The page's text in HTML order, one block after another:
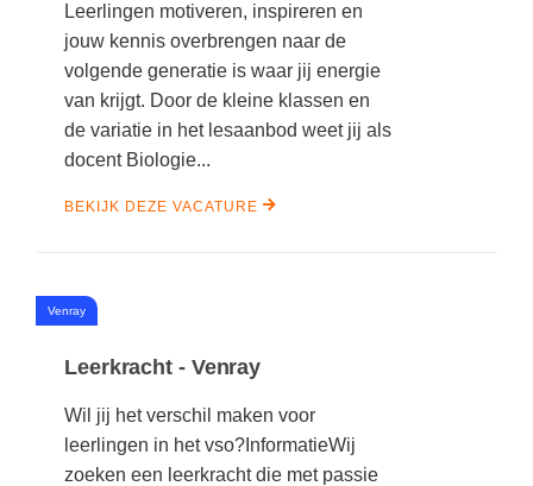
Leerlingen motiveren, inspireren en
jouw kennis overbrengen naar de
volgende generatie is waar jij energie
van krijgt. Door de kleine klassen en
de variatie in het lesaanbod weet jij als
docent Biologie...
BEKIJK DEZE VACATURE
Venray
Leerkracht - Venray
Wil jij het verschil maken voor
leerlingen in het vso?InformatieWij
zoeken een leerkracht die met passie